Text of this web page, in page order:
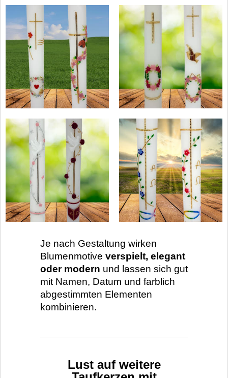
Je nach Gestaltung wirken
Blumenmotive verspielt, elegant
oder modern und lassen sich gut
mit Namen, Datum und farblich
abgestimmten Elementen
kombinieren.
Lust auf weitere